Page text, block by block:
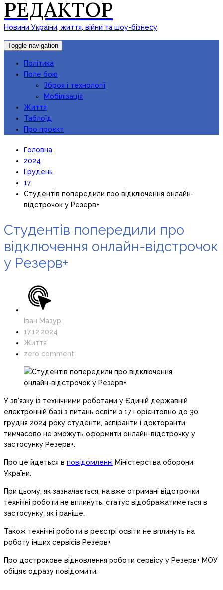
РЕДАКТОР
Новини України, життя, війни та шоу-бізнесу
Toggle navigation
Політика
Поле бою
Зброя і технології
Мобілізація
Життя
Таблоїд
Про проєкт
Головна
2024
Грудень
17
Студентів попередили про відключення онлайн-
відстрочок у Резерв+
Студентів попередили про
відключення онлайн-відстрочок
у Резерв+
Іван Мазур
17.12.2024
Життя
zero comment
У зв’язку із технічними роботами у Єдиній державній
електронній базі з питань освіти з 17 і орієнтовно до 30
грудня 2024 року студенти, аспіранти і докторанти
тимчасово не зможуть оформити онлайн-відстрочку у
застосунку Резерв+.
Про це йдеться в повідомленні Міністерства оборони
України.
При цьому, як зазначається, на вже отримані відстрочки
технічні роботи не вплинуть, статус відображатиметься в
застосунку, як і раніше.
Також технічні роботи в реєстрі освіти не вплинуть на
роботу інших сервісів Резерв+.
Про дострокове відновлення роботи сервісу у Резерв+ МОУ
обіцяє одразу повідомити.